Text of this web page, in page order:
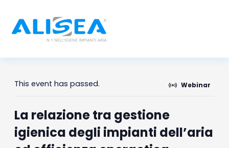
contenuto
Webinar
This event has passed.
La relazione tra gestione
igienica degli impianti dell’aria